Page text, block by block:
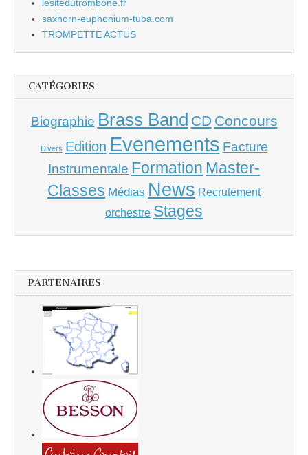
lesitedutrombone.fr
saxhorn-euphonium-tuba.com
TROMPETTE ACTUS
CATÉGORIES
Biographie Brass Band CD Concours
Divers Edition Evenements Facture
Instrumentale Formation Master-
Classes Médias News Recrutement
orchestre Stages
PARTENAIRES